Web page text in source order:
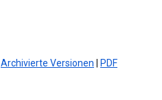
Archivierte Versionen
PDF